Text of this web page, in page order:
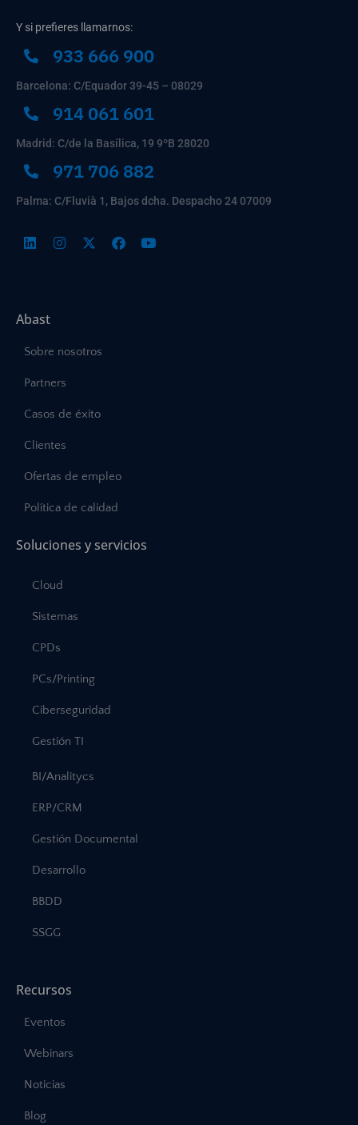
Y si prefieres llamarnos:
933 666 900
Barcelona: C/Equador 39-45 – 08029
914 061 601
Madrid: C/de la Basílica, 19 9ºB 28020
971 706 882
Palma: C/Fluvià 1, Bajos dcha. Despacho 24 07009
Abast
Sobre nosotros
Partners
Casos de éxito
Clientes
Ofertas de empleo
Política de calidad
Soluciones y servicios
Cloud
Sistemas
CPDs
PCs/Printing
Ciberseguridad
Gestión TI
BI/Analitycs
ERP/CRM
Gestión Documental
Desarrollo
BBDD
SSGG
Recursos
Eventos
Webinars
Noticias
Blog